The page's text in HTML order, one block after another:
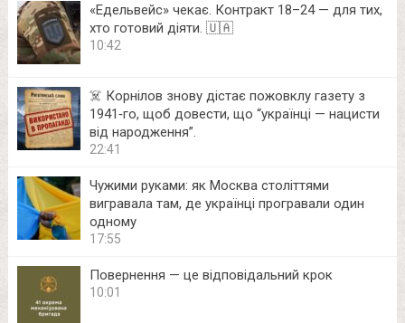
«Едельвейс» чекає. Контракт 18–24 — для тих,
хто готовий діяти. 🇺🇦
10:42
☠️ Корнілов знову дістає пожовклу газету з
1941‑го, щоб довести, що “українці — нацисти
від народження”.
22:41
Чужими руками: як Москва століттями
вигравала там, де українці програвали один
одному
17:55
Повернення — це відповідальний крок
10:01